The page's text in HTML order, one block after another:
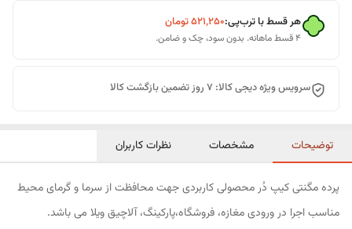
هر قسط با ترب‌پی:۵۲۱٬۲۵۰تومان
۴ قسط ماهانه. بدون سود، چک و ضامن.
سرویس ویژه دیجی کالا: 7 روز تضمین بازگشت کالا
توضیحات مشخصات نظرات کاربران
پرده مگنتی کیپ دُر محصولی کاربردی جهت محافظت از سرما و گرمای محیط
مناسب اجرا در ورودی مغازه، فروشگاه،پارکینگ، آلاچیق ویلا می باشد.